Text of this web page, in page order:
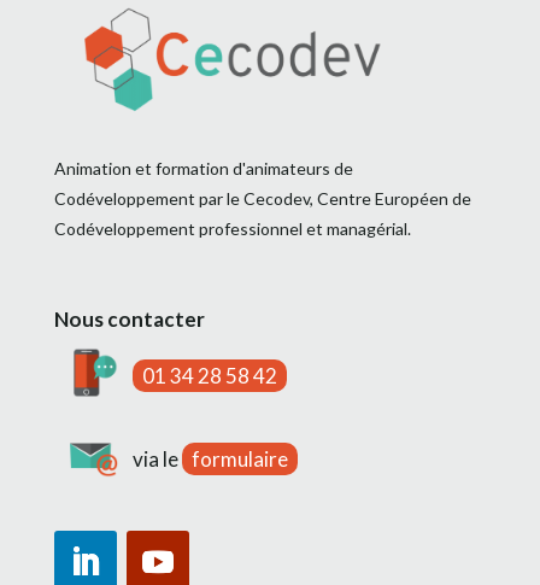
Animation et formation d'animateurs de
Codéveloppement par le Cecodev, Centre Européen de
Codéveloppement professionnel et managérial.
Nous contacter
01 34 28 58 42
via le formulaire